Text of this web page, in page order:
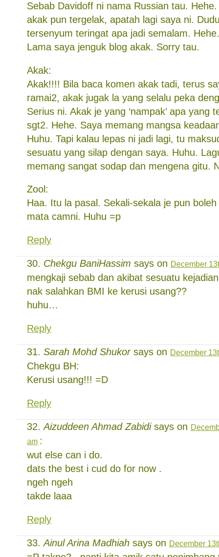
Sebab Davidoff ni nama Russian tau.
akak pun tergelak, apatah lagi saya ni.
tersenyum teringat apa jadi semalam.
Lama saya jenguk blog akak. Sorry tau.
Akak:
Akak!!!! Bila baca komen akak tadi, terus
ramai2, akak jugak la yang selalu peka
Serius ni. Akak je yang ‘nampak’ apa yang
sgt2. Hehe. Saya memang mangsa
Huhu. Tapi kalau lepas ni jadi lagi, tu
sesuatu yang silap dengan saya. Huhu.
memang sangat sodap dan mengena gitu.
Zool:
Haa. Itu la pasal. Sekali-sekala je pun
mata camni. Huhu =p
Reply
Chekgu BaniHassim says on December
mengkaji sebab dan akibat sesuatu
nak salahkan BMI ke kerusi usang??
huhu…
Reply
Sarah Mohd Shukorsays on December
Chekgu BH:
Kerusi usang!!! =D
Reply
Aizuddeen Ahmad Zabidisays on
am :
wut else can i do.
dats the best i cud do for now .
ngeh ngeh
takde laaa
Reply
Ainul Arina Madhiah says on December